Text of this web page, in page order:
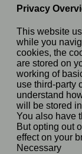
Privacy
This website
while you
cookies, the
are stored on
working of
use third-party
understand
will be stored
You also have
But opting out
effect on your
Necessary